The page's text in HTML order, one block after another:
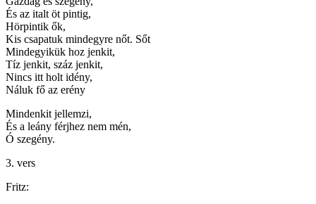
És az italt öt pintig,
Hörpintik ők,
Kis csapatuk mindegyre nőt. Sőt
Mindegyikük hoz jenkit,
Tíz jenkit, száz jenkit,
Nincs itt holt idény,
Náluk fő az erény
Mindenkit jellemzi,
És a leány férjhez nem mén,
Ó szegény.
3. vers
Fritz: